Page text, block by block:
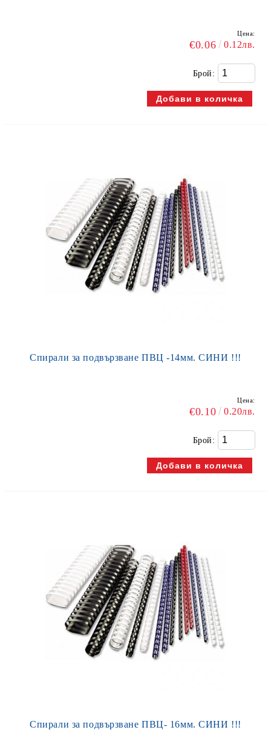
Цена:
€0.06 0.12лв.
Брой:
Спирали за подвързване ПВЦ -14мм. СИНИ !!!
Цена:
€0.10 0.20лв.
Брой:
Спирали за подвързване ПВЦ- 16мм. СИНИ !!!